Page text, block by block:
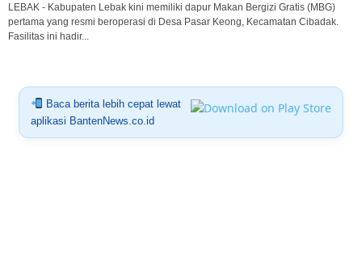
LEBAK - Kabupaten Lebak kini memiliki dapur Makan Bergizi Gratis (MBG)
pertama yang resmi beroperasi di Desa Pasar Keong, Kecamatan Cibadak.
Fasilitas ini hadir...
Baca berita lebih cepat lewat
aplikasi BantenNews.co.id